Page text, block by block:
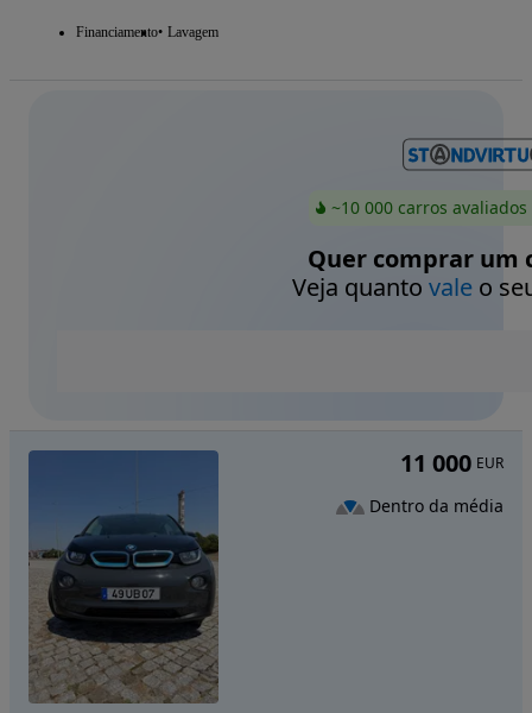
Financiamento Lavagem
~10 000 carros
Quer comprar um
Veja quanto valeo
11 000 EUR
Dentro da média